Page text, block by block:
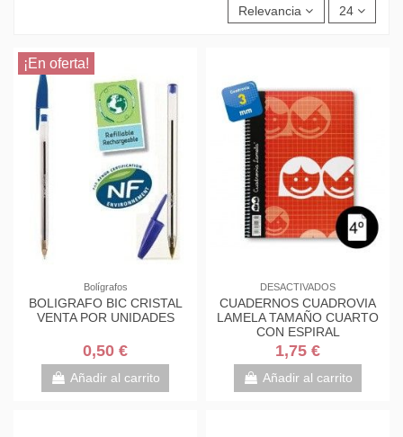
Relevancia 24
¡En oferta!
Bolígrafos
BOLIGRAFO BIC CRISTAL
VENTA POR UNIDADES
0,50 €
Añadir al carrito
DESACTIVADOS
CUADERNOS CUADROVIA
LAMELA TAMAÑO CUARTO
CON ESPIRAL
1,75 €
Añadir al carrito